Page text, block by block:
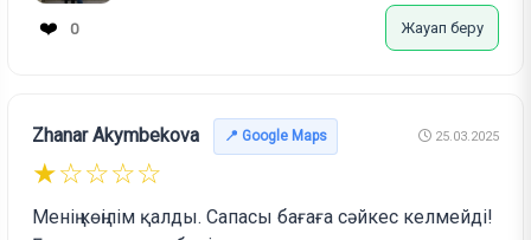
❤️ 0 Жауап беру
Zhanar Akymbekova 📍 Google Maps 25.03.2025
★☆☆☆☆
Менің көңілім қалды. Сапасы бағаға сәйкес келмейді!